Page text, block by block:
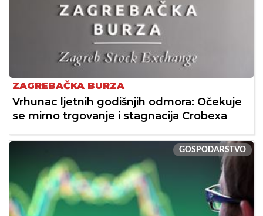
ZAGREBAČKA BURZA
Vrhunac ljetnih godišnjih odmora: Očekuje
se mirno trgovanje i stagnacija Crobexa
GOSPODARSTVO